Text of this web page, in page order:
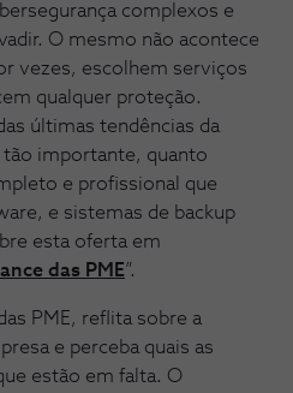
complexos e
O mesmo não acontece
vezes, escolhem serviços
qualquer proteção.
últimas tendências da
tão importante, quanto
e profissional que
e sistemas de backup
esta oferta em
das PME”.
PME, reflita sobre a
e perceba quais as
estão em falta. O